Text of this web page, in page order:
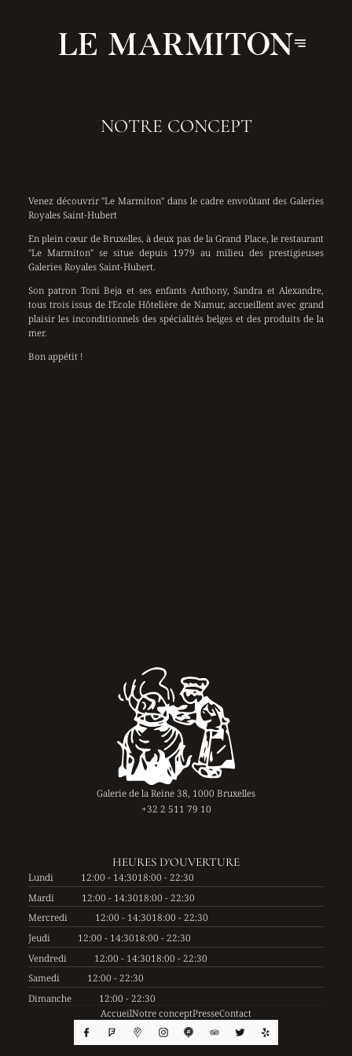
NOTRE CONCEPT
Venez découvrir "Le Marmiton" dans le cadre envoûtant des Galeries
Royales Saint-Hubert
En plein cœur de Bruxelles, à deux pas de la Grand Place, le restaurant
"Le Marmiton" se situe depuis 1979 au milieu des prestigieuses
Galeries Royales Saint-Hubert.
Son patron Toni Beja et ses enfants Anthony, Sandra et Alexandre,
tous trois issus de l'Ecole Hôtelière de Namur, accueillent avec grand
plaisir les inconditionnels des spécialités belges et des produits de la
mer.
Bon appétit !
Galerie de la Reine 38, 1000 Bruxelles
+32 2 511 79 10
HEURES D'OUVERTURE
Lundi 12:00 - 14:3018:00 - 22:30
Mardi
12:00 - 14:3018:00 - 22:30
Mercredi
12:00 - 14:3018:00 - 22:30
Jeudi
12:00 - 14:3018:00 - 22:30
Vendredi
12:00 - 14:3018:00 - 22:30
Samedi
12:00 - 22:30
Dimanche
12:00 - 22:30
AccueilNotre conceptPresseContact